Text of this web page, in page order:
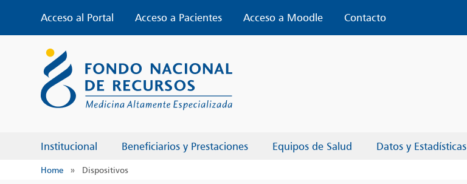
content
Acceso al Portal Acceso a Pacientes Acceso a Moodle
Contacto
Institucional Beneficiarios y Prestaciones Equipos de Salud Datos y Estadísticas
Home » Dispositivos